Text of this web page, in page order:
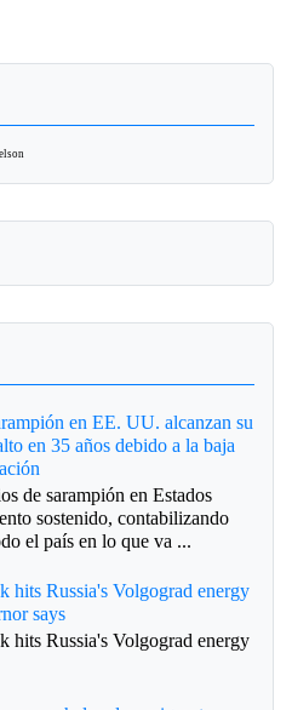
en EE. UU. alcanzan su
en 35 años debido a la baja
de sarampión en Estados
sostenido, contabilizando
el país en lo que va ...
hits Russia's Volgograd energy
says
hits Russia's Volgograd energy